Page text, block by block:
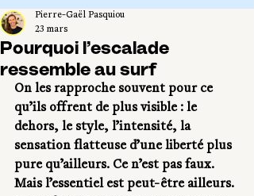
Pourquoi l’escalade
ressemble au surf
Pierre-Gaël Pasquiou
23 mars
On les rapproche souvent pour ce
qu’ils offrent de plus visible : le
dehors, le style, l’intensité, la
sensation flatteuse d’une liberté plus
pure qu’ailleurs. Ce n’est pas faux.
Mais l’essentiel est peut-être ailleurs.